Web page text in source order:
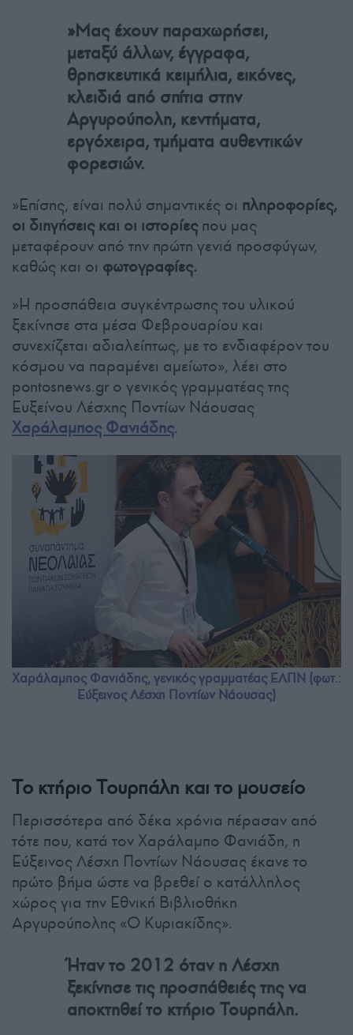
»Μας έχουν παραχωρήσει,
μεταξύ άλλων, έγγραφα,
θρησκευτικά κειμήλια, εικόνες,
κλειδιά από σπίτια στην
Αργυρούπολη, κεντήματα,
εργόχειρα, τμήματα αυθεντικών
φορεσιών.
»Επίσης, είναι πολύ σημαντικές οι πληροφορίες,
οι διηγήσεις και οι ιστορίεςπου μας
μεταφέρουν από την πρώτη γενιά προσφύγων,
καθώς και οι φωτογραφίες.
»Η προσπάθεια συγκέντρωσης του υλικού
ξεκίνησε στα μέσα Φεβρουαρίου και
συνεχίζεται αδιαλείπτως, με το ενδιαφέρον του
κόσμου να παραμένει αμείωτο», λέει στο
pontosnews.gr ο γενικός γραμματέας της
Ευξείνου Λέσχης Ποντίων Νάουσας
Χαράλαμπος Φανιάδης.
Χαράλαμπος Φανιάδης, γενικός γραμματέας ΕΛΠΝ (φωτ.:
Εύξεινος Λέσχη Ποντίων Νάουσας)
Το κτήριο Τουρπάλη και το μουσείο
Περισσότερα από δέκα χρόνια πέρασαν από
τότε που, κατά τον Χαράλαμπο Φανιάδη, η
Εύξεινος Λέσχη Ποντίων Νάουσας έκανε το
πρώτο βήμα ώστε να βρεθεί ο κατάλληλος
χώρος για την Εθνική Βιβλιοθήκη
Αργυρούπολης «Ο Κυριακίδης».
Ήταν το 2012 όταν η Λέσχη
ξεκίνησε τις προσπάθειές της να
αποκτηθεί το κτήριο Τουρπάλη.